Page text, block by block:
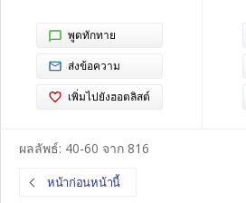
พูดทักทาย
ส่งข้อความ
เพิ่มไปยังฮอตลิสต์
หน้าก่อนหน้านี้
ผลลัพธ์: 40-60 จาก 816